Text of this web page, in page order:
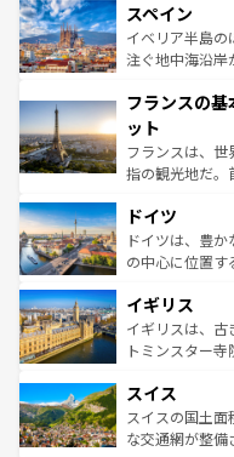
ろん、トスカー
景など、自然景
ピザやパスタな
ませてくれるイ
なお、新着のイ
しい。
スペイン
イベリア半島の
注ぐ地中海沿岸
文化が根付くこ
れる闘牛、そし
る。首都マドリ
アートに溢れた
せる。地方によ
ンテンツ一覧を
フランスの
ット
フランスは、
指の観光地だ。
で、幅広い魅力
聖堂、美しい
から魅了する。
いる。シャンパ
香り高いラベン
らに、パリ以
れる地方に足を
き
を参照してほし
ドイツ
ドイツは、豊
の中心に位置す
顔を持つこの国
ルリンの文化的
してライン川
は、お酒好きな人に
ドイツ情報はコ
イギリス
イギリスは、古
トミンスター
リアごとに異な
ティー、ビー
戦など、本場だ
スイス
スイスの国土
な交通網が整備